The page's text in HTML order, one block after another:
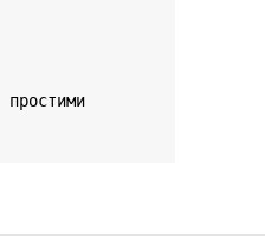
простими